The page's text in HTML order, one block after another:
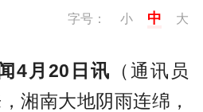
字号： 小 中 大
4月20日讯 （通讯员
湘南大地阴雨连绵，